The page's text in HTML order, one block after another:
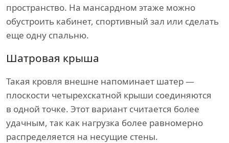
пространство. На мансардном этаже можно
обустроить кабинет, спортивный зал или сделать
еще одну спальню.
Шатровая крыша
Такая кровля внешне напоминает шатер —
плоскости четырехскатной крыши соединяются
в одной точке. Этот вариант считается более
удачным, так как нагрузка более равномерно
распределяется на несущие стены.